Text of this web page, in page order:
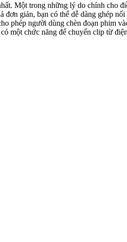
phép người dùng chèn đoạn phim